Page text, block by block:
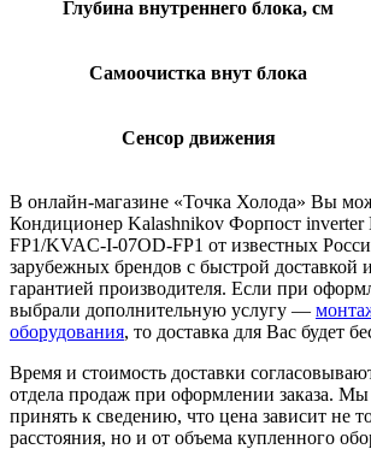
Глубина внутреннего блока, см
Самоочистка внут блока
Сенсор движения
В онлайн-магазине «Точка Холода» Вы
Кондиционер Kalashnikov Форпост
FP1/KVAC-I-07OD-FP1 от известных
зарубежных брендов с быстрой доставкой
гарантией производителя. Если при
выбрали дополнительную услугу —
оборудования, то доставка для Вас будет
Время и стоимость доставки
отдела продаж при оформлении заказа.
принять к сведению, что цена зависит не
расстояния, но и от объема купленного